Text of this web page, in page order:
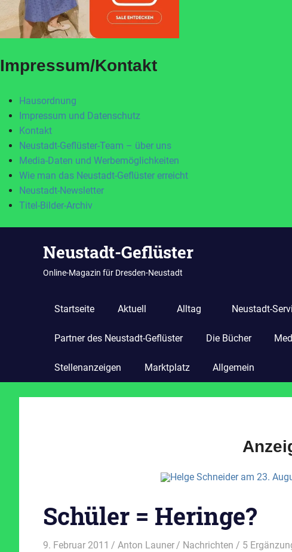
Impressum/Kontakt
Hausordnung
Impressum und Datenschutz
Kontakt
Neustadt-Geflüster-Team – über uns
Media-Daten und Werbemöglichkeiten
Wie man das Neustadt-Geflüster erreicht
Neustadt-Newsletter
Titel-Bilder-Archiv
Neustadt-Geflüster
Online-Magazin für Dresden-Neustadt
Startseite Aktuell Alltag Neustadt-
Partner des Neustadt-Geflüster Die Bücher
Stellenanzeigen Marktplatz Allgemein
Schüler = Heringe?
9. Februar 2011 Anton Launer Nachrichten / 5